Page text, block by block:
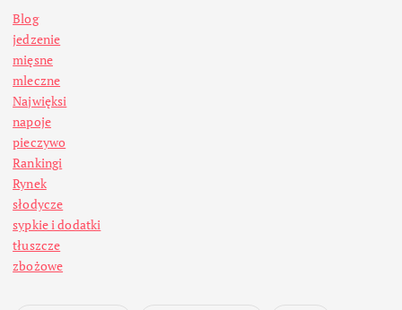
Blog
jedzenie
mięsne
mleczne
Najwięksi
napoje
pieczywo
Rankingi
Rynek
słodycze
sypkie i dodatki
tłuszcze
zbożowe